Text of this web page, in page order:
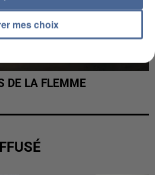
DE LA FLEMME
mes choix